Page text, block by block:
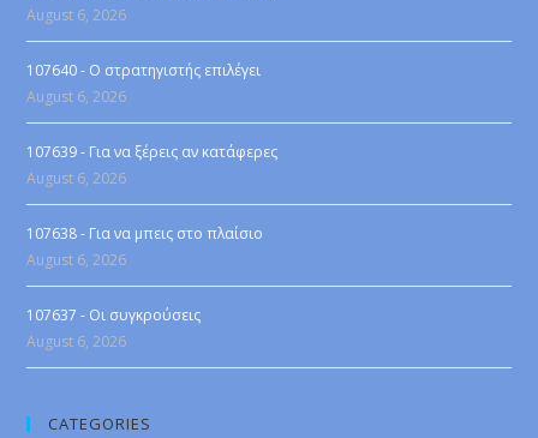
August 6, 2026
107640 - Ο στρατηγιστής επιλέγει
August 6, 2026
107639 - Για να ξέρεις αν κατάφερες
August 6, 2026
107638 - Για να μπεις στο πλαίσιο
August 6, 2026
107637 - Οι συγκρούσεις
August 6, 2026
CATEGORIES